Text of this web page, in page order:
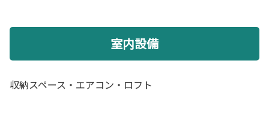
室内設備
収納スペース・エアコン・ロフト